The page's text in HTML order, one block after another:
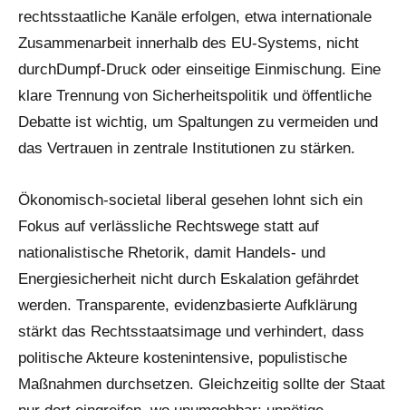
rechtsstaatliche Kanäle erfolgen, etwa internationale
Zusammenarbeit innerhalb des EU-Systems, nicht
durchDumpf-Druck oder einseitige Einmischung. Eine
klare Trennung von Sicherheitspolitik und öffentliche
Debatte ist wichtig, um Spaltungen zu vermeiden und
das Vertrauen in zentrale Institutionen zu stärken.
Ökonomisch-societal liberal gesehen lohnt sich ein
Fokus auf verlässliche Rechtswege statt auf
nationalistische Rhetorik, damit Handels- und
Energiesicherheit nicht durch Eskalation gefährdet
werden. Transparente, evidenzbasierte Aufklärung
stärkt das Rechtsstaatsimage und verhindert, dass
politische Akteure kostenintensive, populistische
Maßnahmen durchsetzen. Gleichzeitig sollte der Staat